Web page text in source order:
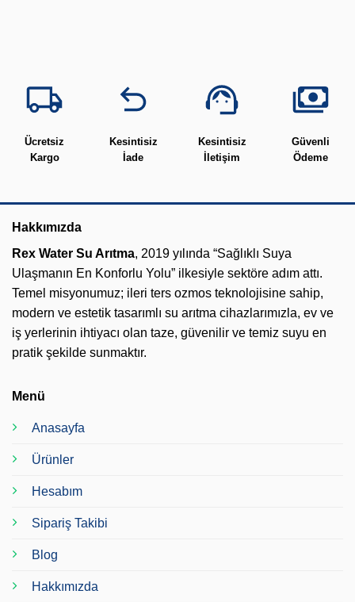
Ücretsiz
Kargo
Kesintisiz
İade
Kesintisiz
İletişim
Güvenli
Ödeme
Hakkımızda
Rex Water Su Arıtma, 2019 yılında “Sağlıklı Suya
Ulaşmanın En Konforlu Yolu” ilkesiyle sektöre adım attı.
Temel misyonumuz; ileri ters ozmos teknolojisine sahip,
modern ve estetik tasarımlı su arıtma cihazlarımızla, ev ve
iş yerlerinin ihtiyacı olan taze, güvenilir ve temiz suyu en
pratik şekilde sunmaktır.
Menü
Anasayfa
Ürünler
Hesabım
Sipariş Takibi
Blog
Hakkımızda